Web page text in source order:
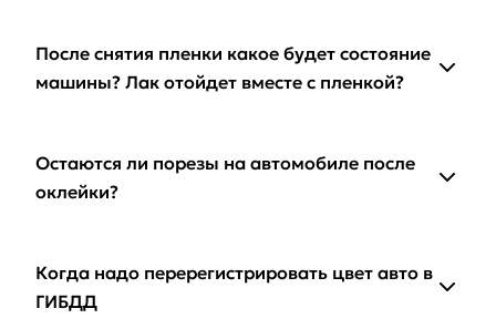
После снятия пленки какое будет состояние
машины? Лак отойдет вместе с пленкой?
Остаются ли порезы на автомобиле после
оклейки?
Когда надо перерегистрировать цвет авто в
ГИБДД